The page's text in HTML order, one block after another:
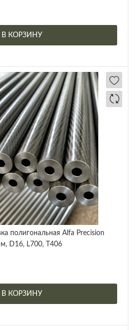
В КОРЗИНУ
полигональная Alfa Precision
D16, L700, T406
В КОРЗИНУ